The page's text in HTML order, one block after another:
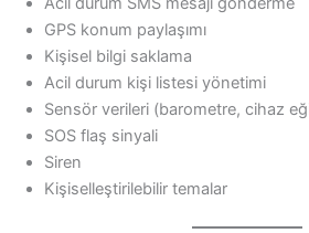
GPS konum paylaşımı
Kişisel bilgi saklama
Acil durum kişi listesi yönetimi
Sensör verileri (barometre, cihaz
SOS flaş sinyali
Siren
Kişiselleştirilebilir temalar